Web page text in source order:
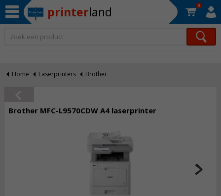
printerland 0
Home Laserprinters Brother
Brother MFC-L9570CDW A4 laserprinter